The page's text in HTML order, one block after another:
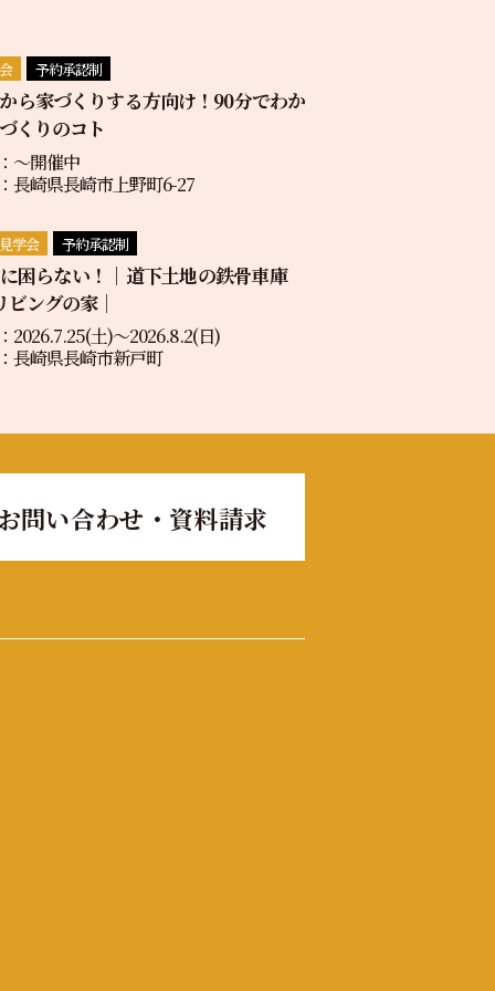
予約承認制
ら家づくりする方向け！90分でわか
くりのコト
〜開催中
長崎県長崎市上野町6-27
学会 予約承認制
困らない！｜道下土地の鉄骨車庫
ビングの家｜
2026.7.25(土)〜2026.8.2(日)
長崎県長崎市新戸町
問い合わせ・資料請求